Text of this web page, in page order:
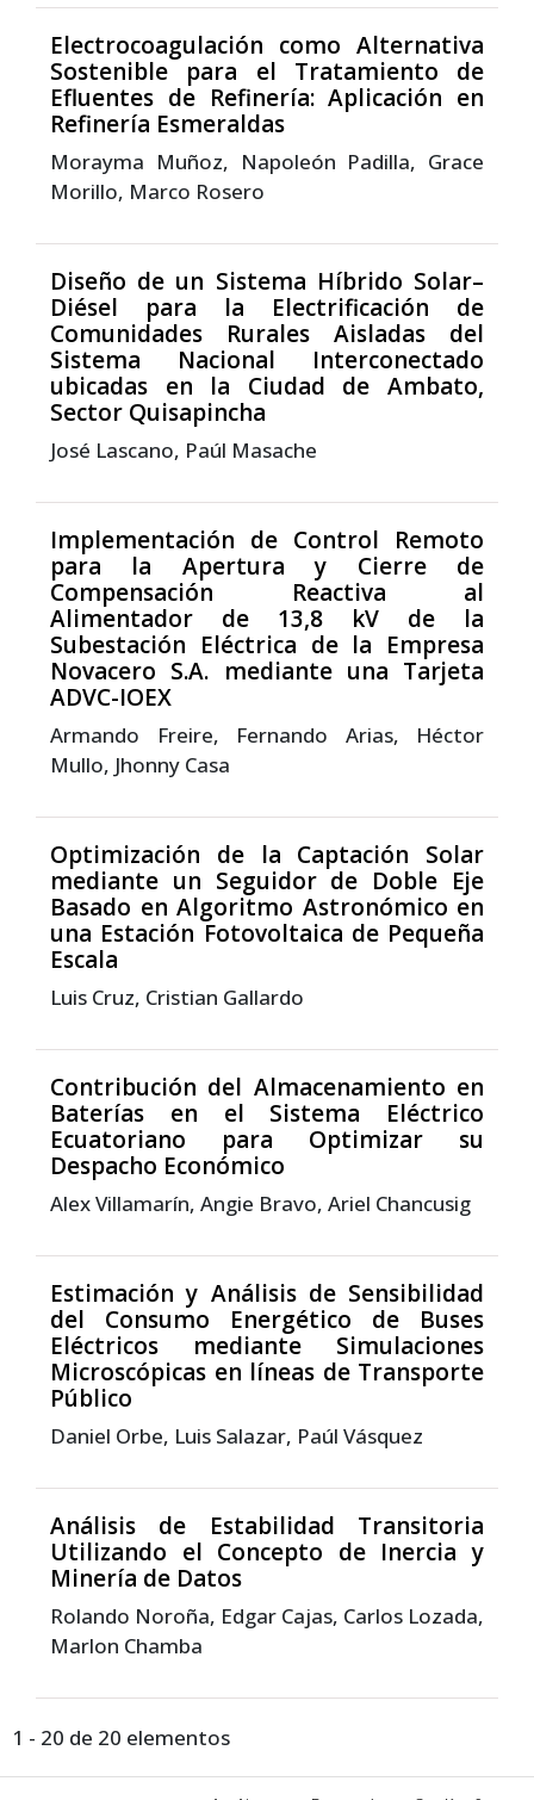
Electrocoagulación como Alternativa
Sostenible para el Tratamiento de
Efluentes de Refinería: Aplicación en
Refinería Esmeraldas
Morayma Muñoz, Napoleón Padilla, Grace
Morillo, Marco Rosero
Diseño de un Sistema Híbrido Solar–
Diésel para la Electrificación de
Comunidades Rurales Aisladas del
Sistema Nacional Interconectado
ubicadas en la Ciudad de Ambato,
Sector Quisapincha
José Lascano, Paúl Masache
Implementación de Control Remoto
para la Apertura y Cierre de
Compensación Reactiva al
Alimentador de 13,8 kV de la
Subestación Eléctrica de la Empresa
Novacero S.A. mediante una Tarjeta
ADVC-IOEX
Armando Freire, Fernando Arias, Héctor
Mullo, Jhonny Casa
Optimización de la Captación Solar
mediante un Seguidor de Doble Eje
Basado en Algoritmo Astronómico en
una Estación Fotovoltaica de Pequeña
Escala
Luis Cruz, Cristian Gallardo
Contribución del Almacenamiento en
Baterías en el Sistema Eléctrico
Ecuatoriano para Optimizar su
Despacho Económico
Alex Villamarín, Angie Bravo, Ariel Chancusig
Estimación y Análisis de Sensibilidad
del Consumo Energético de Buses
Eléctricos mediante Simulaciones
Microscópicas en líneas de Transporte
Público
Daniel Orbe, Luis Salazar, Paúl Vásquez
Análisis de Estabilidad Transitoria
Utilizando el Concepto de Inercia y
Minería de Datos
Rolando Noroña, Edgar Cajas, Carlos Lozada,
Marlon Chamba
1 - 20 de 20 elementos